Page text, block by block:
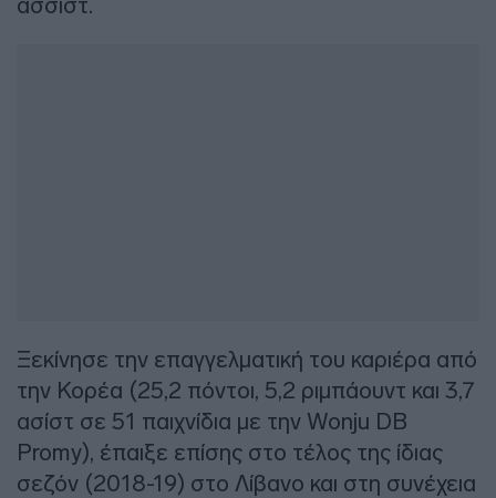
ασσίστ.
Ξεκίνησε την επαγγελματική του καριέρα από
την Κορέα (25,2 πόντοι, 5,2 ριμπάουντ και 3,7
ασίστ σε 51 παιχνίδια με την Wonju DB
Promy), έπαιξε επίσης στο τέλος της ίδιας
σεζόν (2018-19) στο Λίβανο και στη συνέχεια